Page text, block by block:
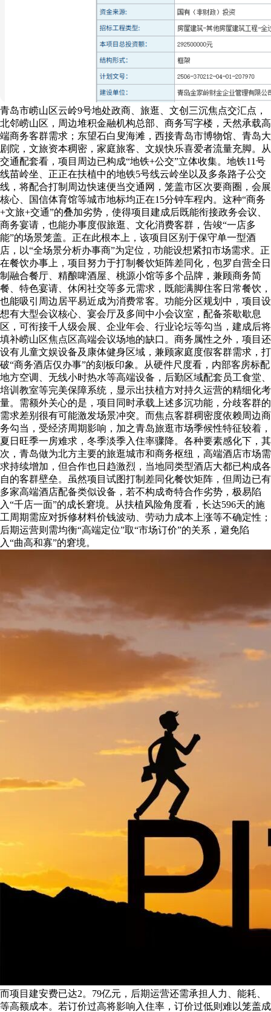
青岛市崂山区云岭9号地处政商、旅逛、文创三沉焦点交汇点，
北邻崂山区，周边堆积金融机构总部、商务写字楼，天然承载高
端商务客群需求；东望石白叟海滩，西接青岛市博物馆、青岛大
剧院，文旅资本稠密，家庭旅客、文娱快乐喜爱者流量充脚。从
交通配套看，项目周边已构成“地铁+公交”立体收集。地铁11号
线苗岭坐、正正在扶植中的地铁5号线云岭坐以及多条路子公交
线，将配合打制周边快速便当交通网，笼盖市区次要商圈，会展
核心、国信体育馆等城市地标均正在15分钟车程内。这种“商务
+文旅+交通”的叠加劣势，使得项目建成后既能衔接政务会议、
商务宴请，也能办事度假旅逛、文化消费客群，告竣“一店多
能”的场景笼盖。正在此根本上，该项目区别于保守单一型酒
店，以“全场景分析办事商”为定位，功能设想紧扣市场需求。正
在餐饮办事上，项目努力于打制餐饮矩阵差同化，包罗自营全日
制融合餐厅、精酿啤酒屋、桃源小馆等多个品牌，兼顾商务简
餐、特色宴请、休闲社交等多元需求，既能满脚住客日常餐饮，
也能吸引周边居平易近成为消费常客。功能分区规划中，项目设
想有大型会议核心、宴会厅及多间中小会议室，配备茶歇歇息
区，可衔接千人级会展、企业年会、行业论坛等勾当，建成后将
填补崂山区焦点区高端会议场地的缺口。商务属性之外，项目还
设有儿童文娱设备及康体健身区域，兼顾家庭度假客群需求，打
破“商务酒店仅办事”的刻板印象。从硬件尺度看，内部客房标配
地方空调、无线小时热水等高端设备，后勤区域配套员工食堂、
培训教室等完美保障系统，显示出扶植方对持久运营的精细化考
量。需额外关心的是，项目同时承载上述多沉功能，分歧客群的
需求差别很有可能激发场景冲突。而焦点客群稠密度依赖周边商
务勾当，受经济周期影响，加之青岛旅逛市场季候性特征较着，
夏日旺季一房难求，冬季淡季入住率骤降。各种要素感化下，其
次，青岛做为北方主要的旅逛城市和商务枢纽，高端酒店市场需
求持续增加，但合作也日趋激烈，当地同类型酒店大都已构成各
自的客群壁垒。虽然项目试图打制差同化餐饮矩阵，但周边已有
多家高端酒店配备类似设备，若不构成奇特合作劣势，极易陷
入“千店一面”的成长窘境。从扶植风险角度看，长达596天的施
工周期需应对拆修材料价钱波动、劳动力成本上涨等不确定性；
后期运营则需均衡“高端定位”取“市场订价”的关系，避免陷
入“曲高和寡”的窘境。
而项目建安费已达2。79亿元，后期运营还需承担人力、能耗、
等高额成本。若订价过高将影响入住率，订价过低则难以笼盖成